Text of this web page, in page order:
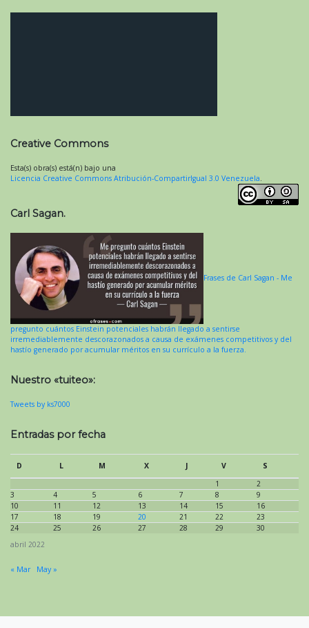
Creative Commons
Esta(s) obra(s) está(n) bajo una
Licencia Creative Commons Atribución-CompartirIgual 3.0 Venezuela.
Carl Sagan.
Frases de Carl Sagan - Me
pregunto cuántos Einstein potenciales habrán llegado a sentirse
irremediablemente descorazonados a causa de exámenes competitivos y del
hastío generado por acumular méritos en su currículo a la fuerza.
Nuestro «tuiteo»:
Tweets by ks7000
Entradas por fecha
abril 2022
D L M X J V
S
1
2
3
4 5 6 7 8
9
10
11 12 13 14 15
16
17
18 19 20 21 22
23
24
25 26 27 28 29 30
« Mar May »